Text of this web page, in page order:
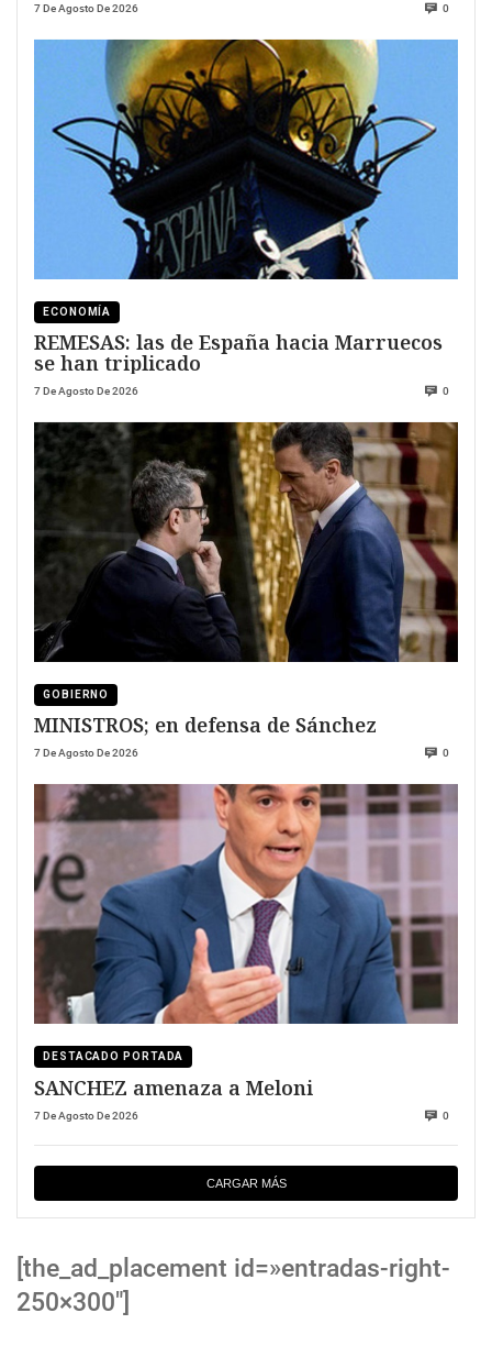
7 De Agosto De 2026 0
ECONOMÍA
REMESAS: las de España hacia Marruecos
se han triplicado
7 De Agosto De 2026 0
GOBIERNO
MINISTROS; en defensa de Sánchez
7 De Agosto De 2026 0
DESTACADO PORTADA
SANCHEZ amenaza a Meloni
7 De Agosto De 2026 0
CARGAR MÁS
[the_ad_placement id=»entradas-right-
250×300″]